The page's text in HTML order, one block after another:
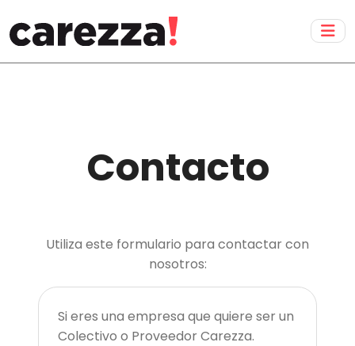
Contacto
Utiliza este formulario para contactar con
nosotros:
Si eres una empresa que quiere ser un
Colectivo o Proveedor Carezza.